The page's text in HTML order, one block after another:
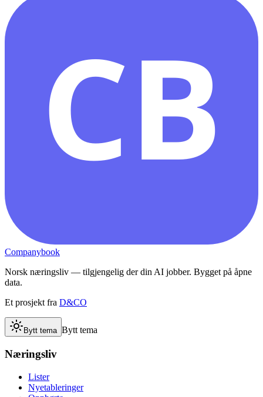
CB
Companybook
Norsk næringsliv — tilgjengelig der din AI jobber. Bygget på åpne
data.
Et prosjekt fra D&CO
Bytt tema Bytt tema
Næringsliv
Lister
Nyetableringer